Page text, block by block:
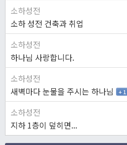
소하성전
소하 성전 건축과 취업
소하성전
하나님 사랑합니다.
소하성전
새벽마다 눈물을 주시는 하나님
+ 1
소하성전
지하 1층이 덮히면...